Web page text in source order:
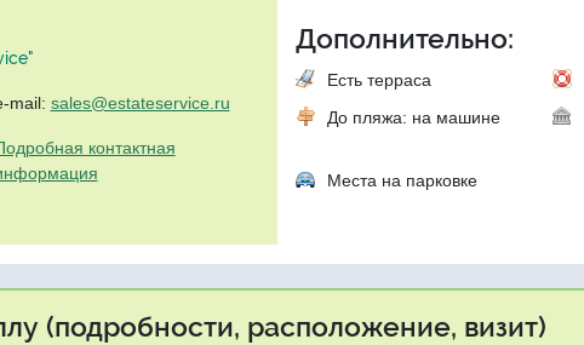
mail: sales@estateservice.ru
контактная
Дополнительно:
Есть терраса
До пляжа: на машине
Места на парковке
(подробности, расположение, визит)